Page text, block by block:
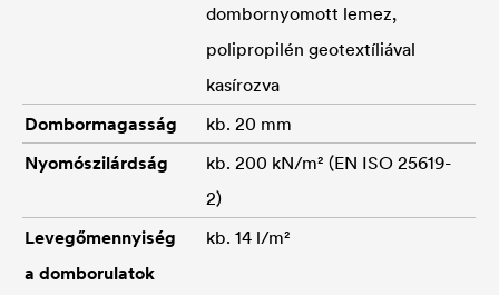
dombornyomott lemez,
polipropilén geotextíliával
kasírozva
Dombormagasság
kb. 20 mm
Nyomószilárdság
kb. 200 kN/m² (EN ISO 25619-
2)
Levegőmennyiség
a domborulatok
kb. 14 l/m²